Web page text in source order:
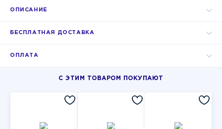
ОПИСАНИЕ
БЕСПЛАТНАЯ ДОСТАВКА
ОПЛАТА
С ЭТИМ ТОВАРОМ ПОКУПАЮТ